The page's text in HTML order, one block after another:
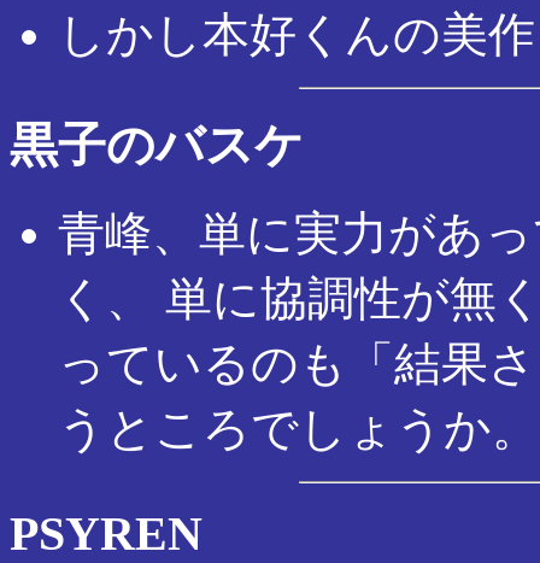
しかし本好くんの美
黒子のバスケ
青峰、単に実力があ
く、 単に協調性が無
っているのも「結果
うところでしょうか。
PSYREN